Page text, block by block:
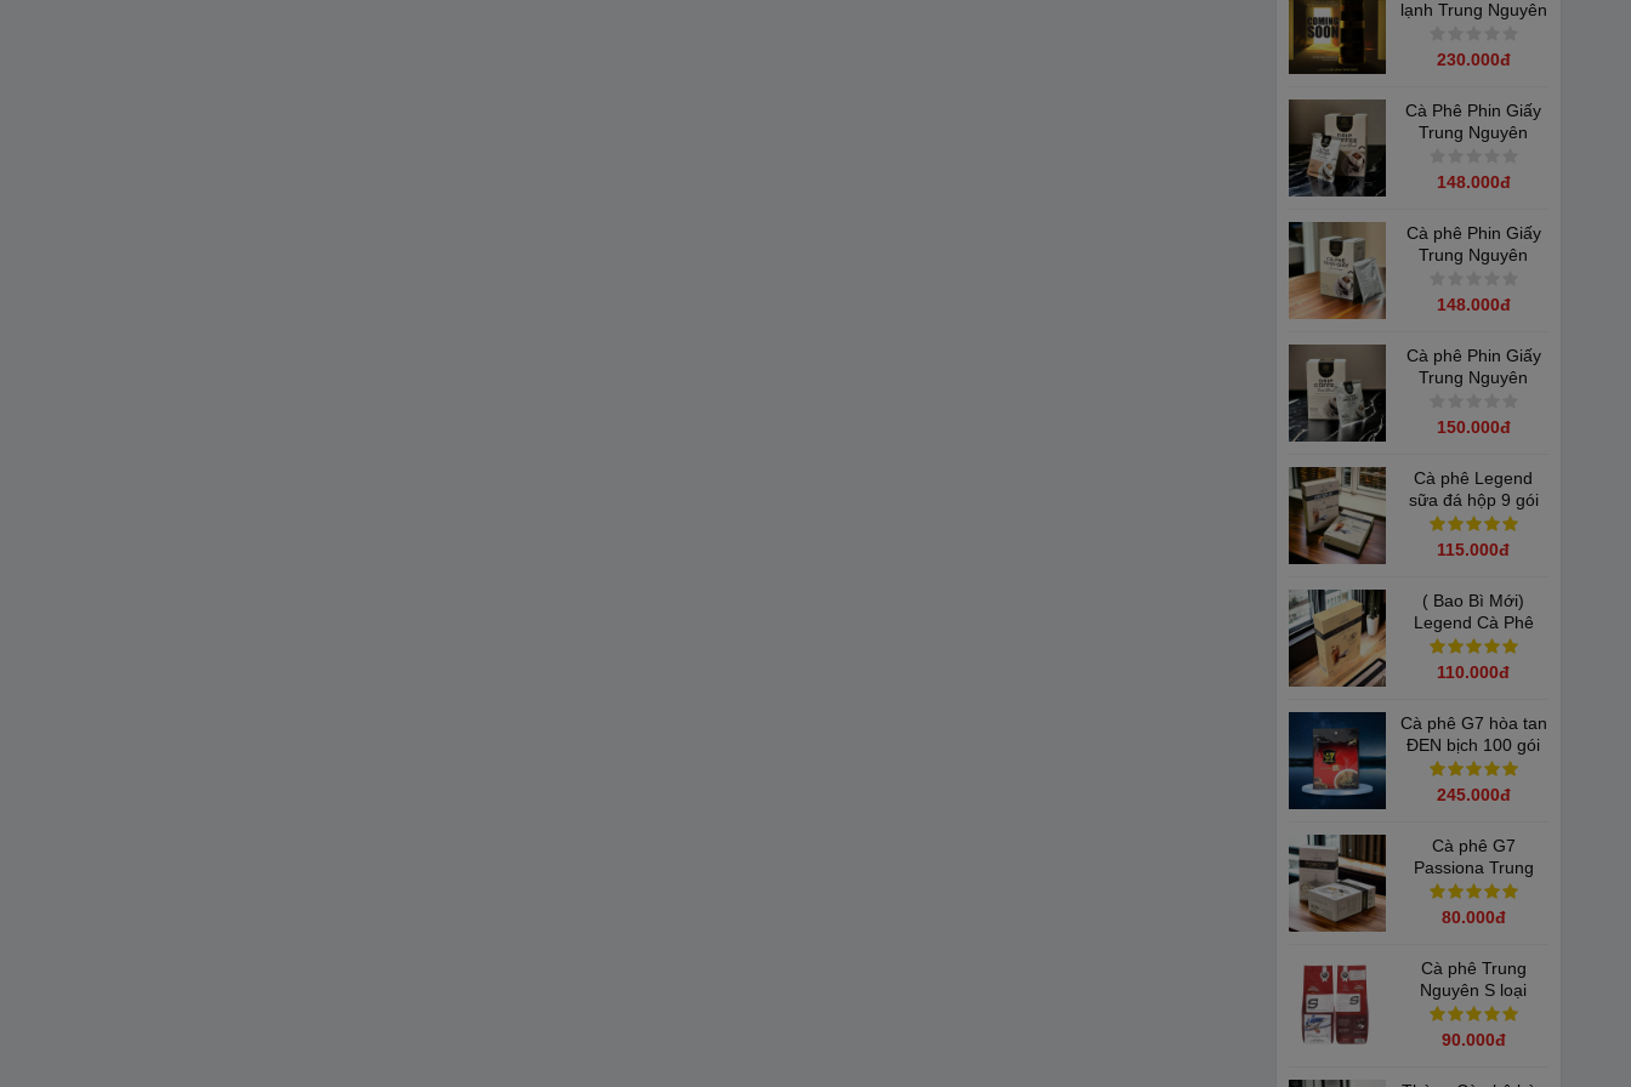
lạnh Trung Nguyên
100gam
230.000đ
Cà Phê Phin Giấy
Trung Nguyên
148.000đ
Cà phê Phin Giấy
Trung Nguyên
148.000đ
Cà phê Phin Giấy
Trung Nguyên
150.000đ
Cà phê Legend
sữa đá hộp 9 gói
115.000đ
( Bao Bì Mới)
Legend Cà Phê
Sữa Đá Trung
Nguyên - Hộp 9 gói
110.000đ
Cà phê G7 hòa tan
ĐEN bịch 100 gói
Trung Nguyên
245.000đ
Cà phê G7
Passiona Trung
Nguyên - Cà phê
cho Phái Nữ
80.000đ
Cà phê Trung
Nguyên S loại
500gam/Bịch
90.000đ